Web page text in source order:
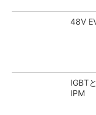
48V
IGBT
IPM